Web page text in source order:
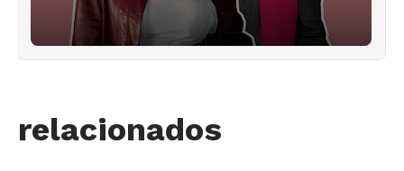
relacionados